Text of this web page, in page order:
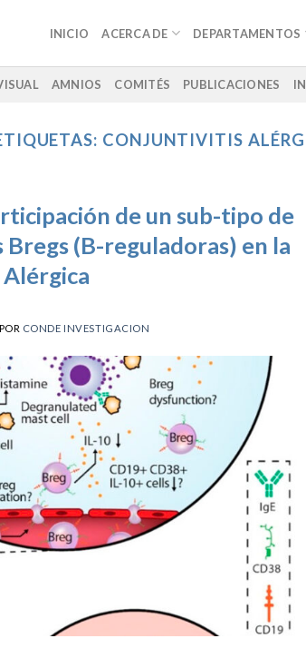
INICIO ACERCA DE DEPARTAMENTOS
AMNIOS COMITÉS PUBLICACIONES
CONJUNTIVITIS
de un sub-tipo de
(B-reguladoras) en la
POR CONDE INVESTIGACION